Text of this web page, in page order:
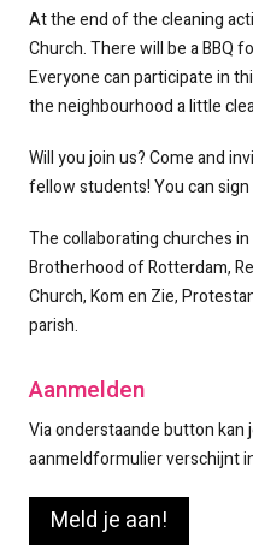
At the end of the cleaning
Church. There will be a BBQ
Everyone can participate in
the neighbourhood a little
Will you join us? Come and
fellow students! You can sign
The collaborating churches
Brotherhood of Rotterdam,
Church, Kom en Zie,
parish.
Aanmelden
Via onderstaande button kan
aanmeldformulier verschijnt
Meld je aan!